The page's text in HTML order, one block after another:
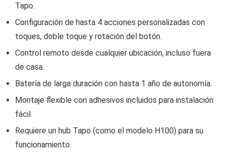
Tapo.
Configuración de hasta 4 acciones personalizadas con
toques, doble toque y rotación del botón.
Control remoto desde cualquier ubicación, incluso fuera
de casa.
Batería de larga duración con hasta 1 año de autonomía.
Montaje flexible con adhesivos incluidos para instalación
fácil.
Requiere un hub Tapo (como el modelo H100) para su
funcionamiento.